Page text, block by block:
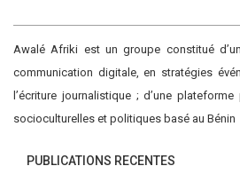
Awalé Afriki est un groupe constitué
communication digitale, en stratégies
l’écriture journalistique ; d’une
socioculturelles et politiques basé au Bénin
PUBLICATIONS RECENTES